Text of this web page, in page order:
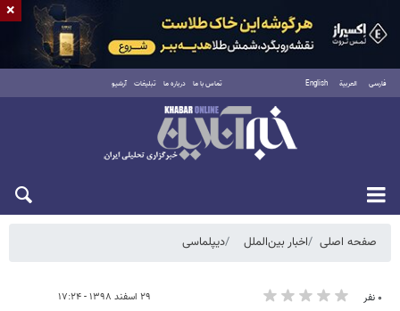
فارسی العربية English تماس با ما درباره ما تبلیغات آرشیو
پنجشنبه ۱۵ مرداد ۱۴۰۵
صفحه اصلی اخبار بین‌الملل دیپلماسی
۰ نفر ۲۹ اسفند ۱۳۹۸ - ۱۷:۲۴
×